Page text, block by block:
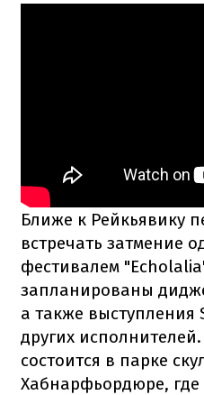
Ближе к Рейкьявику
встречать затмение
фестивалем
запланированы
а также выступления
других
состоится в парке
Хабнарфьордюре, где